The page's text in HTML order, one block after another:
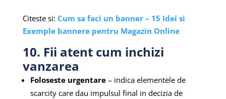
Citeste si: Cum sa faci un banner – 15 Idei si
Exemple bannere pentru Magazin Online
10. Fii atent cum inchizi
vanzarea
Foloseste urgentare– indica elementele de
scarcity care dau impulsul final in decizia de